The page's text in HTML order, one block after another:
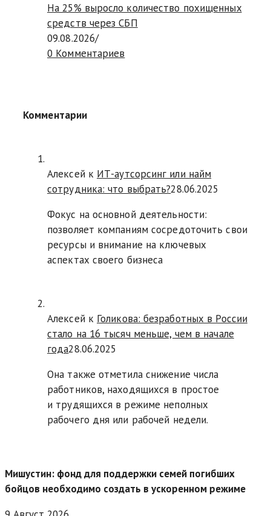
На 25% выросло количество похищенных
средств через СБП
09.08.2026/
0 Комментариев
Комментарии
Алексей к ИТ-аутсорсинг или найм
сотрудника: что выбрать?28.06.2025
Фокус на основной деятельности:
позволяет компаниям сосредоточить свои
ресурсы и внимание на ключевых
аспектах своего бизнеса
Алексей к Голикова: безработных в России
стало на 16 тысяч меньше, чем в начале
года28.06.2025
Она также отметила снижение числа
работников, находящихся в простое
и трудящихся в режиме неполных
рабочего дня или рабочей недели.
Мишустин: фонд для поддержки семей погибших
бойцов необходимо создать в ускоренном режиме